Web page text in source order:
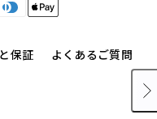
保証 よくあるご質問